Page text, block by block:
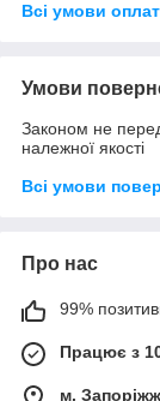
Всі умови
Умови
Законом не
належної якості
Всі умови
Про нас
99%
Працює з
м.